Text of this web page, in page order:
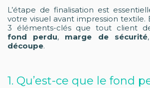
L’étape de finalisation est
votre visuel avant impression textile.
3 éléments-clés que tout client
fond perdu, marge de sécurité
découpe.
1. Qu’est-ce que le fond